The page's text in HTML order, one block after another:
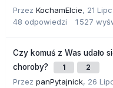
Przez KochamElcie, 21
48 odpowiedzi 1 527
Czy komuś z Was udało
choroby?
1 2
Przez panPytajnick, 26